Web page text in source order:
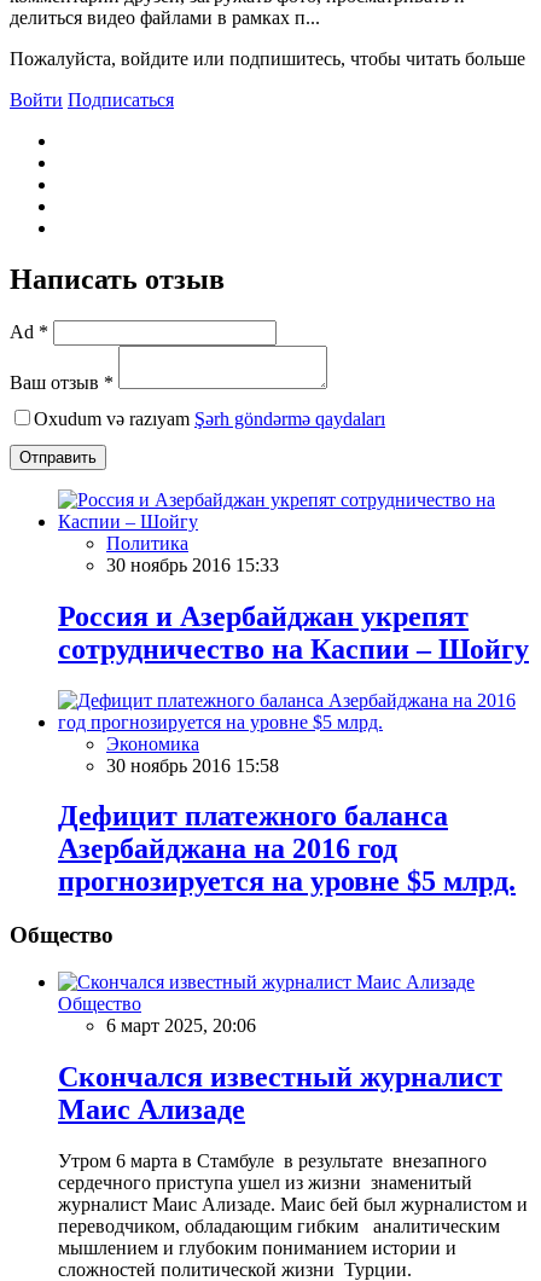
делиться видео файлами в рамках п...
Пожалуйста, войдите или подпишитесь, чтобы читать больше
Войти Подписаться
Написать отзыв
Ad *
Ваш отзыв *
Oxudum və razıyam Şərh göndərmə qaydaları
Отправить
Политика
30 ноябрь 2016 15:33
Россия и Азербайджан укрепят
сотрудничество на Каспии – Шойгу
Экономика
30 ноябрь 2016 15:58
Дефицит платежного баланса
Азербайджана на 2016 год
прогнозируется на уровне $5 млрд.
Общество
Общество
6 март 2025, 20:06
Скончался известный журналист
Маис Ализаде
Утром 6 марта в Стамбуле в результате внезапного
сердечного приступа ушел из жизни знаменитый
журналист Маис Ализаде. Маис бей был журналистом и
переводчиком, обладающим гибким аналитическим
мышлением и глубоким пониманием истории и
сложностей политической жизни Турции.